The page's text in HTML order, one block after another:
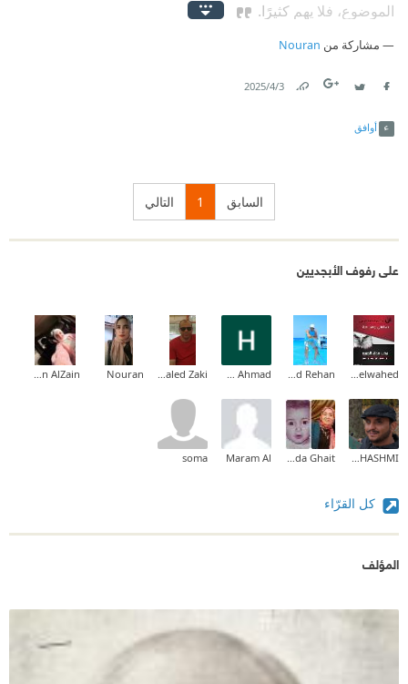
الموضوع، فلا يهم كثيرًا.
مشاركة من Nouran
3‏/4‏/2025
أوافق
السابق 1 التالي
على رفوف الأبجديين
Mohamed Abdelwahed
Khaled Rehan
Hend Ahmad
Khaled Zaki
Nouran
Nesreen AlZain
AHMED ALHASHMI
Ghada Ghait
Maram Al
soma
كل القرّاء
المؤلف